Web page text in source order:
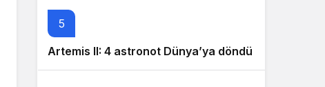
5
Artemis II: 4 astronot Dünya’ya döndü